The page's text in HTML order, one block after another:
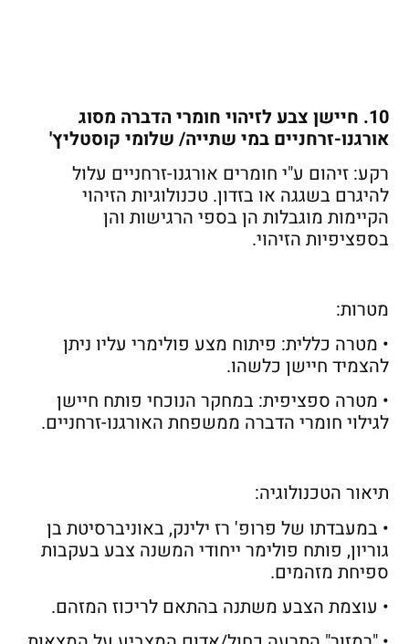
10. חיישן צבע לזיהוי חומרי הדברה מסוג
אורגנו-זרחניים במי שתייה/ שלומי קוסטליץ'
רקע: זיהום ע"י חומרים אורגנו-זרחניים עלול
להיגרם בשגגה או בזדון. טכנולוגיות הזיהוי
הקיימות מוגבלות הן בספי הרגישות והן
בספציפיות הזיהוי.
מטרות:
• מטרה כללית: פיתוח מצע פולימרי עליו ניתן
להצמיד חיישן כלשהו.
• מטרה ספציפית: במחקר הנוכחי פותח חיישן
לגילוי חומרי הדברה ממשפחת האורגנו-זרחניים.
תיאור הטכנולוגיה:
• במעבדתו של פרופ' רז ילינק, באוניברסיטת בן
גוריון, פותח פולימר ייחודי המשנה צבע בעקבות
ספיחת מזהמים.
• עוצמת הצבע משתנה בהתאם לריכוז המזהם.